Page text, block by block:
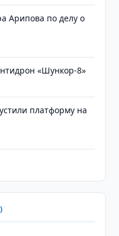
Арипова по делу о
«Шункор-8»
платформу на